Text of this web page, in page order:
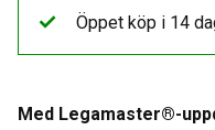
Med Legamaster®-
Öppet köp i 14